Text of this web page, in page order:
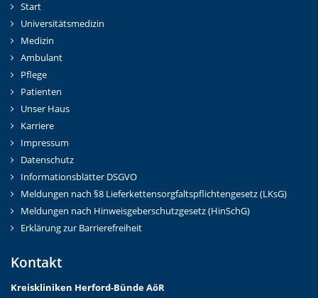
Start
Universitätsmedizin
Medizin
Ambulant
Pflege(Standort)
Patienten
Unser Haus
Karriere
Impressum
Datenschutz
Informationsblätter DSGVO
Meldungen nach §8 Lieferkettensorgfaltspflichtengesetz (LKsG)
Meldungen nach Hinweisgeberschutzgesetz (HinSchG)
Erklärung zur Barrierefreiheit
Kontakt
Kreiskliniken Herford-Bünde AöR